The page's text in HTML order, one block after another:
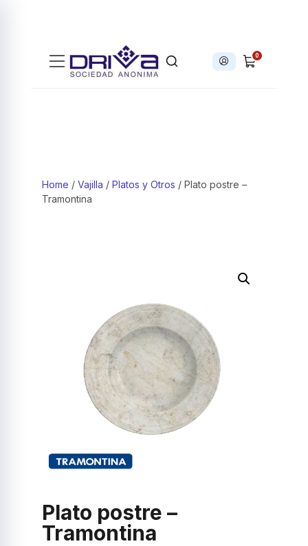
Iniciar sesión
0
Home / Vajilla / Platos y Otros / Plato postre –
Tramontina
Plato postre –
Tramontina